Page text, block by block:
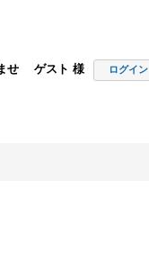
せ ゲスト 様 ログイン